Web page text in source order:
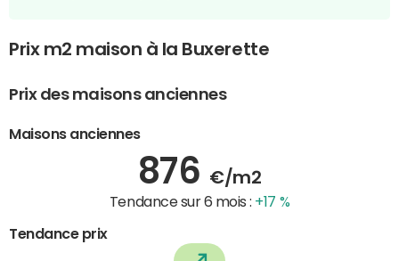
Prix m2 maison à la Buxerette
Prix des maisons anciennes
Maisons anciennes
876 €/m2
Tendance sur 6 mois : +17 %
Tendance prix